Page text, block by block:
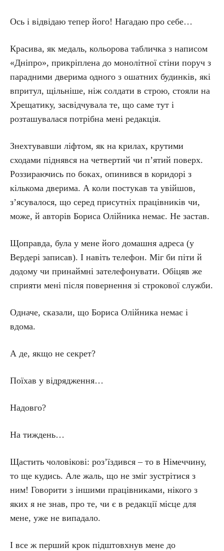
Ось і відвідаю тепер його! Нагадаю про себе…
Красива, як медаль, кольорова табличка з написом
«Дніпро», прикріплена до монолітної стіни поруч з
парадними дверима одного з ошатних будинків, які
впритул, щільніше, ніж солдати в строю, стояли на
Хрещатику, засвідчувала те, що саме тут і
розташувалася потрібна мені редакція.
Знехтувавши ліфтом, як на крилах, крутими
сходами піднявся на четвертий чи п’ятий поверх.
Роззираючись по боках, опинився в коридорі з
кількома дверима. А коли постукав та увійшов,
з’ясувалося, що серед присутніх працівників чи,
може, й авторів Бориса Олійника немає. Не застав.
Щоправда, була у мене його домашня адреса (у
Вердері записав). І навіть телефон. Міг би піти й
додому чи принаймні зателефонувати. Обіцяв же
сприяти мені після повернення зі строкової служби.
Одначе, сказали, що Бориса Олійника немає і
вдома.
А де, якщо не секрет?
Поїхав у відрядження…
Надовго?
На тиждень…
Щастить чоловікові: роз’їз­див­ся – то в Німеччину,
то ще кудись. Але жаль, що не зміг зустрітися з
ним! Говорити з іншими працівниками, нікого з
яких я не знав, про те, чи є в редакції місце для
мене, уже не випадало.
І все ж перший крок підштовхнув мене до